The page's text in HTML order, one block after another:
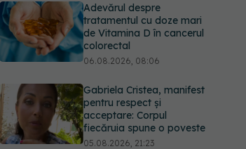
Adevărul despre
tratamentul cu doze mari
de Vitamina D în cancerul
colorectal
06.08.2026, 08:06
Gabriela Cristea, manifest
pentru respect și
acceptare: Corpul
fiecăruia spune o poveste
05.08.2026, 21:23